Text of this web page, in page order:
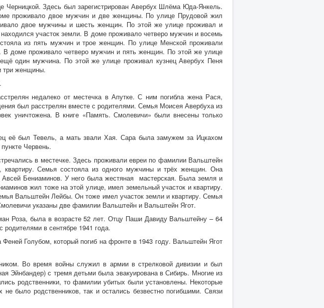
Черницкой. Здесь был зарегистрирован Авербух Шлёма Юда-Янкель.
проживало двое мужчин и две женщины. По улице Прудовой жил
двое мужчины и шесть женщин. По этой же улице проживал и
участок земли. В доме проживало четверо мужчин и восемь
из пять мужчин и трое женщин. По улице Менской проживали
доме проживало четверо мужчин и пять женщин. По этой же улице
один мужчина. По этой же улице проживал кузнец Авербух Пеня
три женщины.
недалеко от местечка в Апутке. С ним погибла жена Рася,
был расстрелян вместе с родителями. Семья Моисея Авербуха из
уничтожена. В книге «Память. Смолевичи» были внесены только
её был Тевель, а мать звали Хая. Сара была замужем за Ицкахом
Червень.
в местечке. Здесь проживали евреи по фамилии Вальштейн
Семья состояла из одного мужчины и трёх женщин. Она
Бениаминов. У него была жестяная мастерская. Была земля и
жил тоже на этой улице, имел земельный участок и квартиру.
Вальштейн Лейбы. Он тоже имел участок земли и квартиру. Семья
указаны две фамилии Вальштейн и Вальштейн Ягот.
Роза, была в возрасте 52 лет. Отцу Паши Давиду Вальштейну – 64
в сентябре 1941 года.
Голубом, который погиб на фронте в 1943 году. Вальштейн Ягот
Во время войны служил в армии в стрелковой дивизии и был
Эйнбандер) с тремя детьми была эвакуирована в Сибирь. Многие из
родственники, то фамилии убитых были установлены. Некоторые
было родственников, так и остались безвестно погибшими. Связи